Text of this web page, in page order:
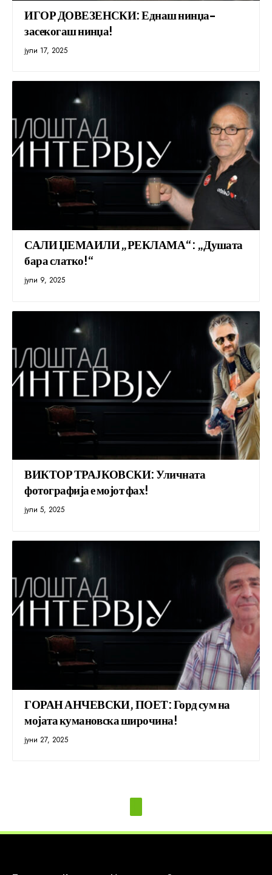
ИГОР ДОВЕЗЕНСКИ: Еднаш нинџа-
засекогаш нинџа!
јули 17, 2025
САЛИ ЏЕМАИЛИ „РЕКЛАМА“: „Душата
бара слатко!“
јули 9, 2025
ВИКТОР ТРАЈКОВСКИ: Уличната
фотографија е мојот фах!
јули 5, 2025
ГОРАН АНЧЕВСКИ, ПОЕТ: Горд сум на
мојата кумановска широчина!
јуни 27, 2025